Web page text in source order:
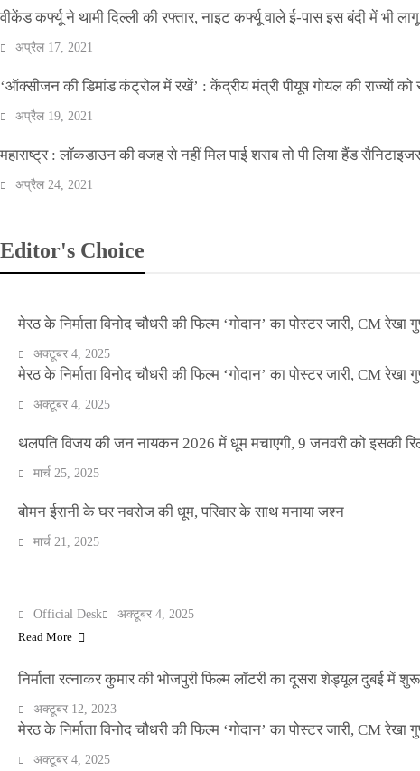
वीकेंड कर्फ्यू ने थामी दिल्ली की रफ्तार, नाइट कर्फ्यू वाले ई-पास इस बंदी में भी लागू
अप्रैल 17, 2021
‘ऑक्सीजन की डिमांड कंट्रोल में रखें’ : केंद्रीय मंत्री पीयूष गोयल की राज्यों को
अप्रैल 19, 2021
महाराष्ट्र : लॉकडाउन की वजह से नहीं मिल पाई शराब तो पी लिया हैंड
अप्रैल 24, 2021
Editor's Choice
मेरठ के निर्माता विनोद चौधरी की फिल्म ‘गोदान’ का पोस्टर जारी, CM
अक्टूबर 4, 2025
मेरठ के निर्माता विनोद चौधरी की फिल्म ‘गोदान’ का पोस्टर जारी, CM
अक्टूबर 4, 2025
थलपति विजय की जन नायकन 2026 में धूम मचाएगी, 9 जनवरी को इसकी
मार्च 25, 2025
बोमन ईरानी के घर नवरोज की धूम, परिवार के साथ मनाया जश्न
मार्च 21, 2025
NEWS
बॉलीवुड के बाद अब डिफेंस टाइकून साहिल लूथरा को
धमकियाँ : सेलिब्रिटी टारगेटिंग जैसा हूबहू पैटर्न का
Official Desk
Official Desk
अक्टूबर 4, 2025
Read More
निर्माता रत्नाकर कुमार की भोजपुरी फिल्म लॉटरी का दूसरा शेड्यूल दुबई में शुरू
अक्टूबर 12, 2023
मेरठ के निर्माता विनोद चौधरी की फिल्म ‘गोदान’ का पोस्टर जारी, CM
अक्टूबर 4, 2025